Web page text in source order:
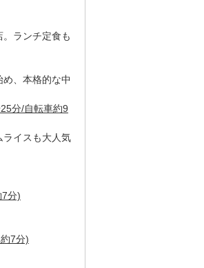
ランチ定食も
、本格的な中
分/自転車約9
ライスも大人気
分)
7分)